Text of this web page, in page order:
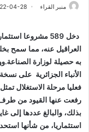
منبر القراء 04-28
دخل 589 مشروعا
به حصيلة لوزارة
الأنباء الجزائرية على
رفعت عنها القيود من طرف
استثماريا، من شأنها استحداث أكثر